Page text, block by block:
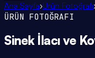
Ana Sayfa›Ürün Fotoğrafı
ÜRÜN FOTOĞRAFI
Sinek İlacı ve